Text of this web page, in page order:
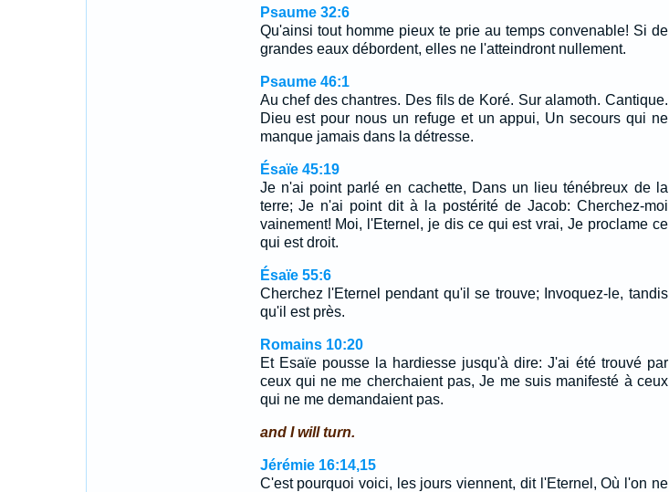
Psaume 32:6
Qu'ainsi tout homme pieux te prie au temps convenable! Si de
grandes eaux débordent, elles ne l'atteindront nullement.
Psaume 46:1
Au chef des chantres. Des fils de Koré. Sur alamoth. Cantique.
Dieu est pour nous un refuge et un appui, Un secours qui ne
manque jamais dans la détresse.
Ésaïe 45:19
Je n'ai point parlé en cachette, Dans un lieu ténébreux de la
terre; Je n'ai point dit à la postérité de Jacob: Cherchez-moi
vainement! Moi, l'Eternel, je dis ce qui est vrai, Je proclame ce
qui est droit.
Ésaïe 55:6
Cherchez l'Eternel pendant qu'il se trouve; Invoquez-le, tandis
qu'il est près.
Romains 10:20
Et Esaïe pousse la hardiesse jusqu'à dire: J'ai été trouvé par
ceux qui ne me cherchaient pas, Je me suis manifesté à ceux
qui ne me demandaient pas.
and I will turn.
Jérémie 16:14,15
C'est pourquoi voici, les jours viennent, dit l'Eternel, Où l'on ne